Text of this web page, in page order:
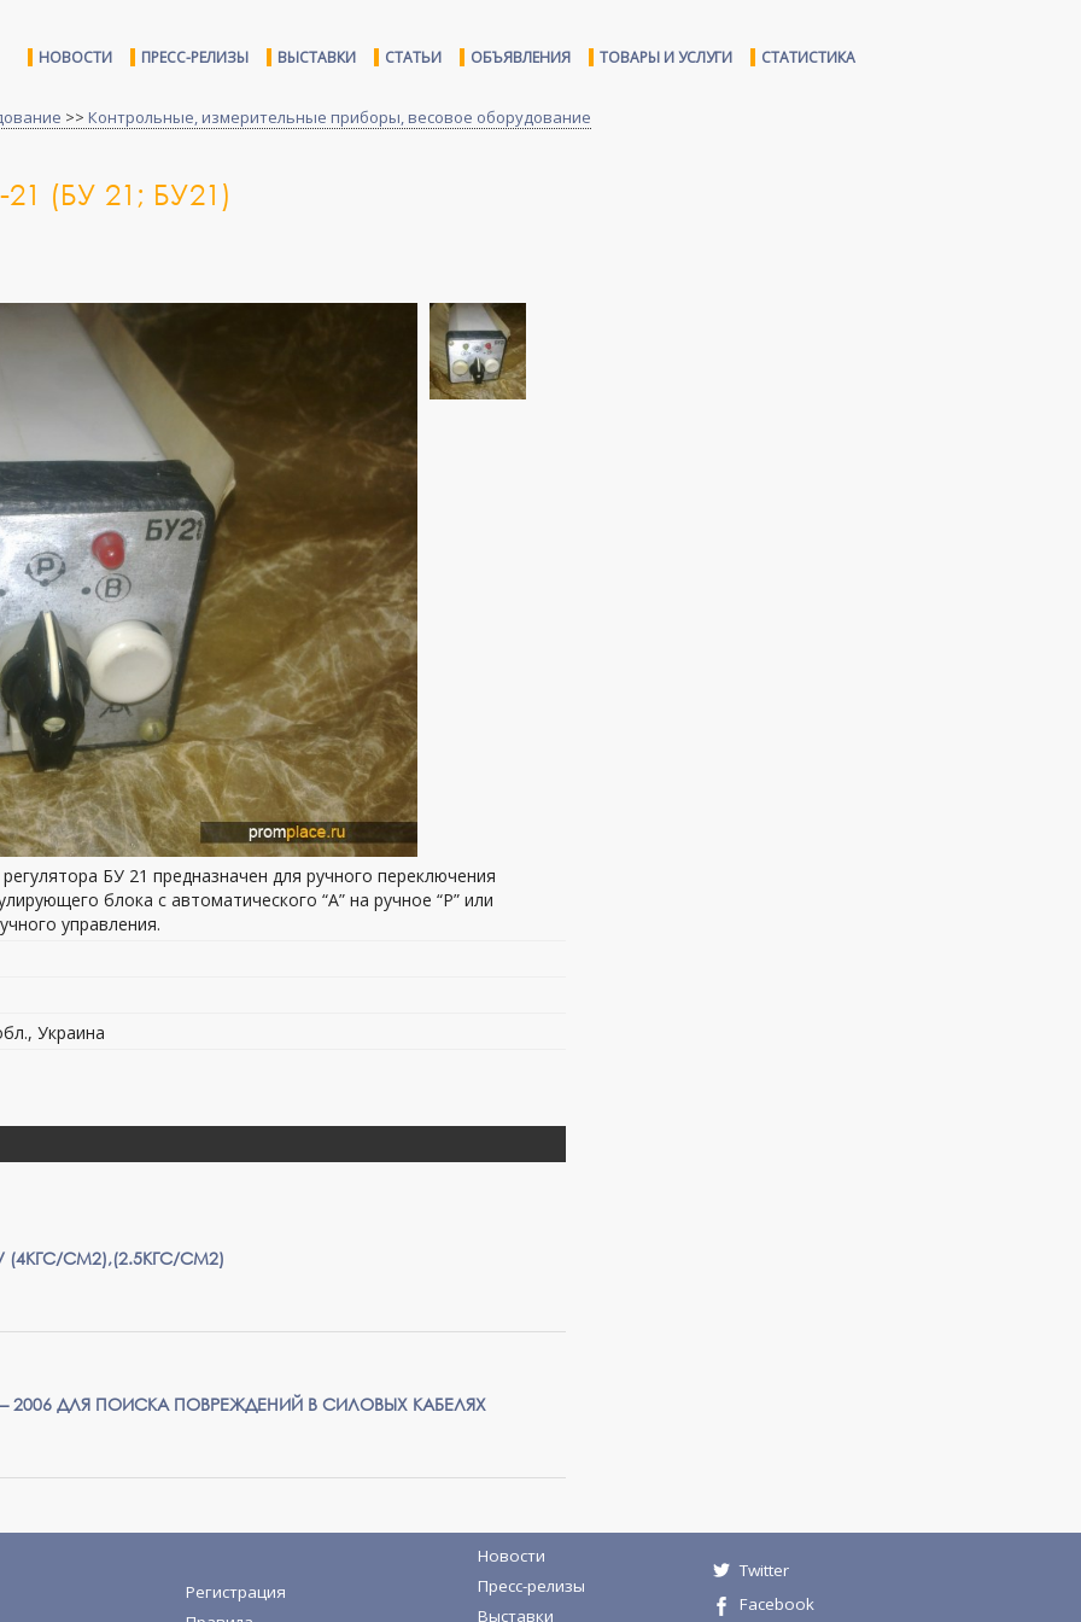
НОВОСТИ ПРЕСС-РЕЛИЗЫ ВЫСТАВКИ СТАТЬИ ОБЪЯВЛЕНИЯ ТОВАРЫ И УСЛУГИ СТАТИСТИКА
>> Контрольные, измерительные приборы, весовое оборудование
(БУ 21; БУ21)
БУ 21 предназначен для ручного переключения
блока с автоматического “А” на ручное “Р” или
управления.
Украина
СМ2),(2.5КГС/СМ2)
2006 ДЛЯ ПОИСКА ПОВРЕЖДЕНИЙ В СИЛОВЫХ КАБЕЛЯХ
Регистрация
Новости
Пресс-релизы
Выставки
Twitter
Facebook